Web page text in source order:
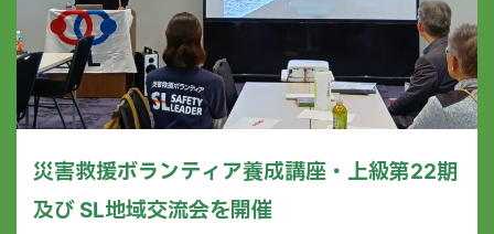
災害救援ボランティア養成講座・上級第22期
及び SL地域交流会を開催